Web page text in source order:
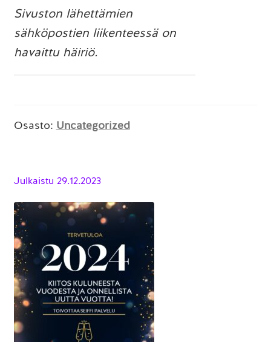
Sivuston lähettämien
sähköpostien liikenteessä on
havaittu häiriö.
Osasto: Uncategorized
Julkaistu 29.12.2023